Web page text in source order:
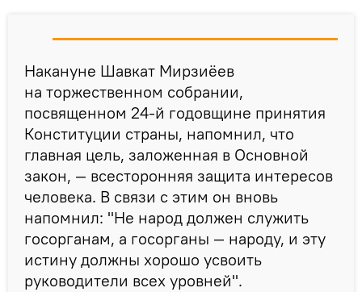
Накануне Шавкат Мирзиёев
на торжественном собрании,
посвященном 24-й годовщине принятия
Конституции страны, напомнил, что
главная цель, заложенная в Основной
закон, — всесторонняя защита интересов
человека. В связи с этим он вновь
напомнил: "Не народ должен служить
госорганам, а госорганы — народу, и эту
истину должны хорошо усвоить
руководители всех уровней".